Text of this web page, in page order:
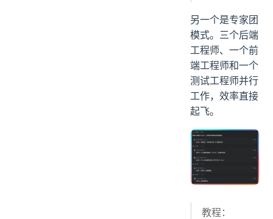
另一个是专家团
模式。三个后端
工程师、一个前
端工程师和一个
测试工程师并行
工作，效率直接
起飞。
教程：